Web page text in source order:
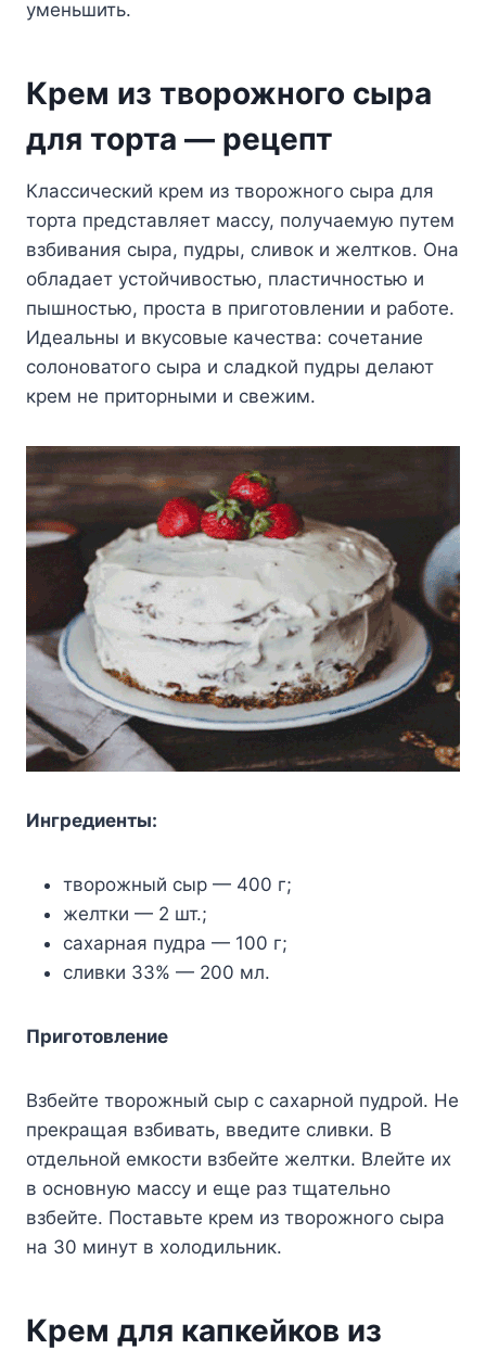
уменьшить.
Крем из творожного сыра
для торта — рецепт
Классический крем из творожного сыра для
торта представляет массу, получаемую путем
взбивания сыра, пудры, сливок и желтков. Она
обладает устойчивостью, пластичностью и
пышностью, проста в приготовлении и работе.
Идеальны и вкусовые качества: сочетание
солоноватого сыра и сладкой пудры делают
крем не приторными и свежим.
Ингредиенты:
творожный сыр — 400 г;
желтки — 2 шт.;
сахарная пудра — 100 г;
сливки 33% — 200 мл.
Приготовление
Взбейте творожный сыр с сахарной пудрой. Не
прекращая взбивать, введите сливки. В
отдельной емкости взбейте желтки. Влейте их
в основную массу и еще раз тщательно
взбейте. Поставьте крем из творожного сыра
на 30 минут в холодильник.
Крем для капкейков из